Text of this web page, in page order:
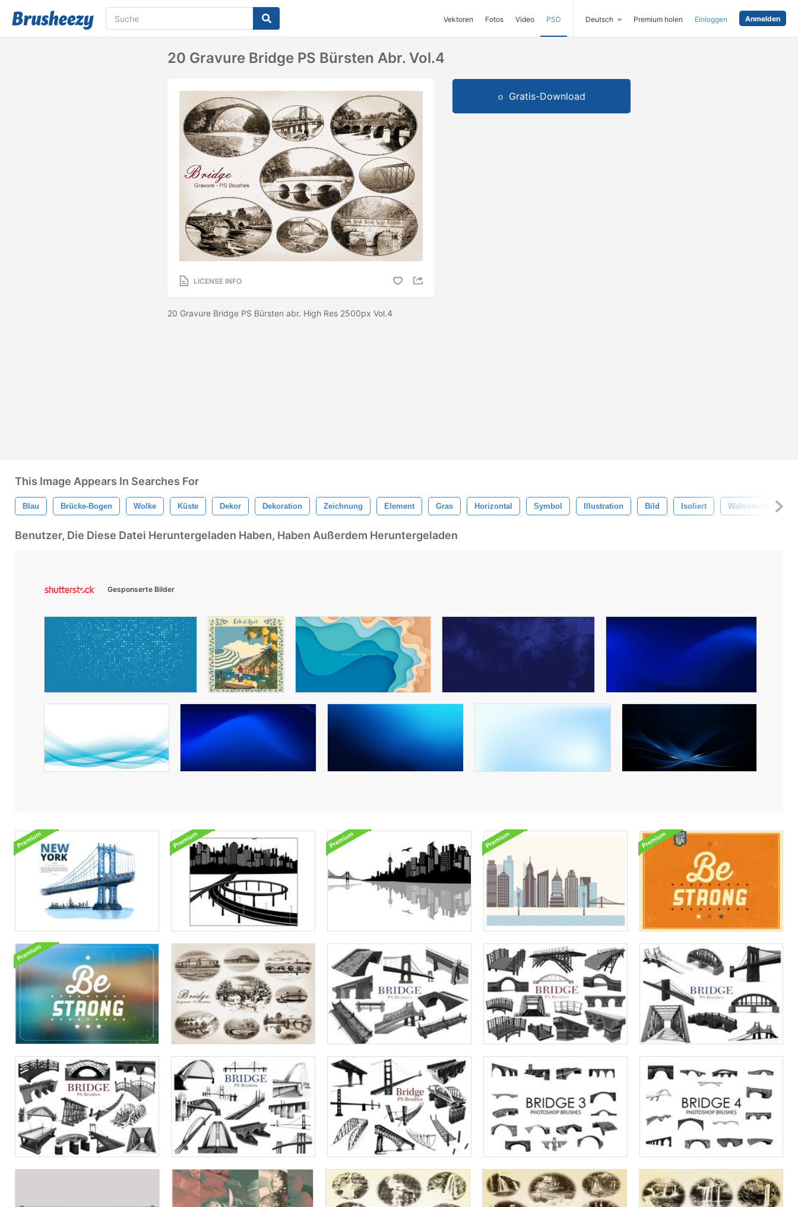
Vektoren Fotos Video PSD Deutsch Premium holen Einloggen Anmelden
20 Gravure Bridge PS Bürsten Abr. Vol.4
LICENSE INFO
20 Gravure Bridge PS Bürsten abr. High Res 2500px Vol.4
Gratis-Download
This Image Appears In Searches For
Blau Brücke-Bogen Wolke Küste Dekor Dekoration Zeichnung Element Gras Horizontal Symbol Illustration Bild Isoliert Wahrzeichen
Benutzer, Die Diese Datei Heruntergeladen Haben, Haben Außerdem Heruntergeladen
Gesponserte Bilder